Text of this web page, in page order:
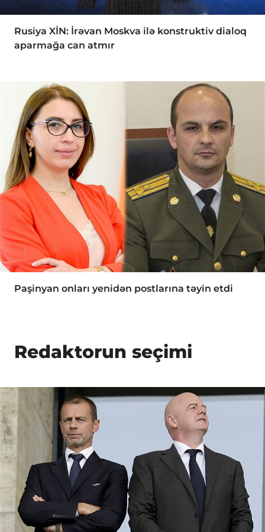
Rusiya XİN: İrəvan Moskva ilə konstruktiv dialoq
aparmağa can atmır
Paşinyan onları yenidən postlarına təyin etdi
Redaktorun seçimi